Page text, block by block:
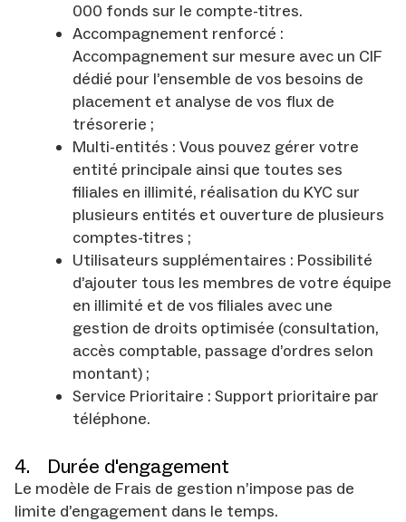
000 fonds sur le compte-titres.
Accompagnement renforcé :
Accompagnement sur mesure avec un CIF
dédié pour l’ensemble de vos besoins de
placement et analyse de vos flux de
trésorerie ;
Multi-entités : Vous pouvez gérer votre
entité principale ainsi que toutes ses
filiales en illimité, réalisation du KYC sur
plusieurs entités et ouverture de plusieurs
comptes-titres ;
Utilisateurs supplémentaires : Possibilité
d’ajouter tous les membres de votre équipe
en illimité et de vos filiales avec une
gestion de droits optimisée (consultation,
accès comptable, passage d’ordres selon
montant) ;
Service Prioritaire : Support prioritaire par
téléphone.
4. Durée d'engagement
Le modèle de Frais de gestion n’impose pas de
limite d’engagement dans le temps.